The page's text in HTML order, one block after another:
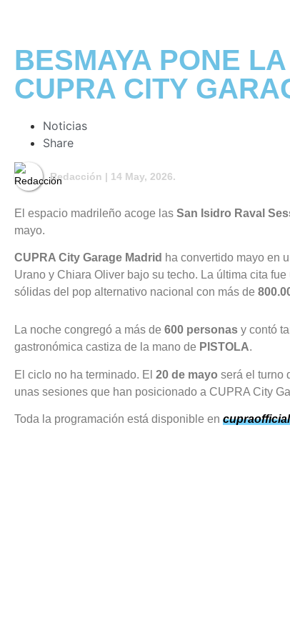
BESMAYA PONE
CUPRA CITY
Noticias
Share
Redacción | 14 May, 2026.
El espacio madrileño acoge las San Isidro Raval
mayo.
CUPRA City Garage Madrid ha convertido mayo en
Urano y Chiara Oliver bajo su techo. La última cita
sólidas del pop alternativo nacional con más de
La noche congregó a más de 600 personas y contó
gastronómica castiza de la mano de PISTOLA.
El ciclo no ha terminado. El 20 de mayo será el turno
unas sesiones que han posicionado a CUPRA City
Toda la programación está disponible en